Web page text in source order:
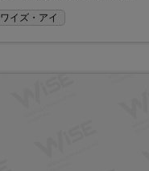
ワイズ・アイ